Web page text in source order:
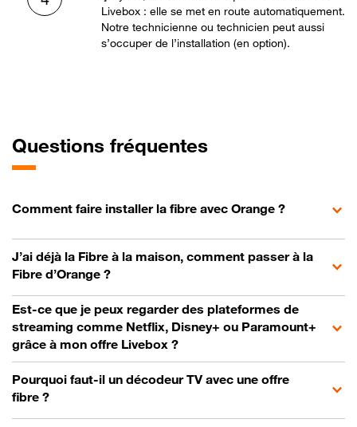
Livebox : elle se met en route automatiquement.
Notre technicienne ou technicien peut aussi
s’occuper de l’installation (en option).
Questions fréquentes
Comment faire installer la fibre avec Orange ?
J’ai déjà la Fibre à la maison, comment passer à la
Fibre d’Orange ?
Est-ce que je peux regarder des plateformes de
streaming comme Netflix, Disney+ ou Paramount+
grâce à mon offre Livebox ?
Pourquoi faut-il un décodeur TV avec une offre
fibre ?